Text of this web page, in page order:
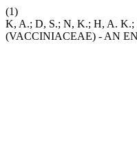
(1)
K, A.; D, S.; N, K.; H, A.
(VACCINIACEAE) - AN